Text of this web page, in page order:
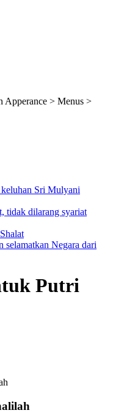
Apperance > Menus >
Sri Mulyani
tidak dilarang syariat
selamatkan Negara dari
Putri